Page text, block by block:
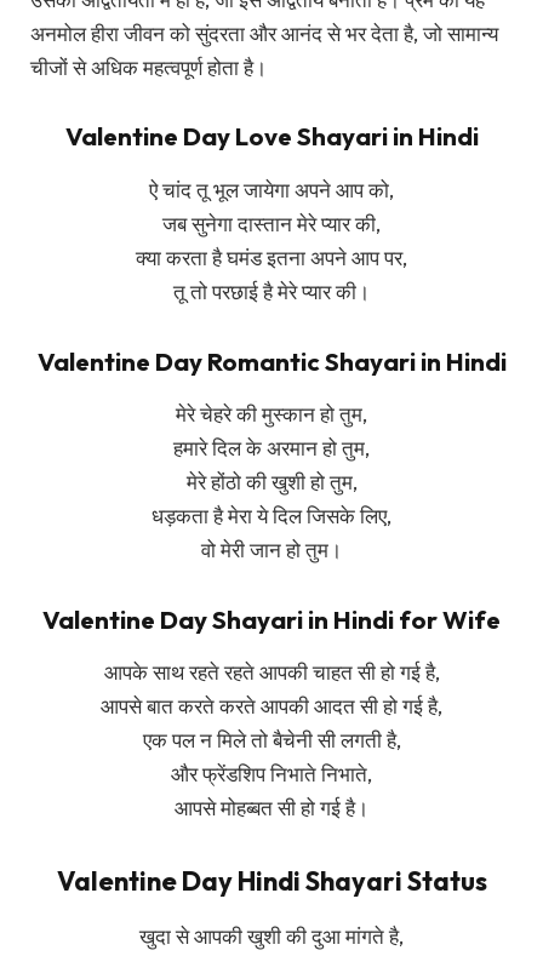
अनमोल हीरा जीवन को सुंदरता और आनंद से भर देता है, जो सामान्य
चीजों से अधिक महत्वपूर्ण होता है।
Valentine Day Love Shayari in Hindi
ऐ चांद तू भूल जायेगा अपने आप को,
जब सुनेगा दास्तान मेरे प्यार की,
क्या करता है घमंड इतना अपने आप पर,
तू तो परछाई है मेरे प्यार की।
Valentine Day Romantic Shayari in Hindi
मेरे चेहरे की मुस्कान हो तुम,
हमारे दिल के अरमान हो तुम,
मेरे होंठो की खुशी हो तुम,
धड़कता है मेरा ये दिल जिसके लिए,
वो मेरी जान हो तुम।
Valentine Day Shayari in Hindi for Wife
आपके साथ रहते रहते आपकी चाहत सी हो गई है,
आपसे बात करते करते आपकी आदत सी हो गई है,
एक पल न मिले तो बैचेनी सी लगती है,
और फ्रेंडशिप निभाते निभाते,
आपसे मोहब्बत सी हो गई है।
Valentine Day Hindi Shayari Status
खुदा से आपकी खुशी की दुआ मांगते है,